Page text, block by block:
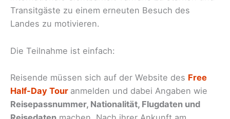
Transitgäste zu einem erneuten Besuch des
Landes zu motivieren.
Die Teilnahme ist einfach:
Reisende müssen sich auf der Website des Free
Half-Day Tour anmelden und dabei Angaben wie
Reisepassnummer, Nationalität, Flugdaten und